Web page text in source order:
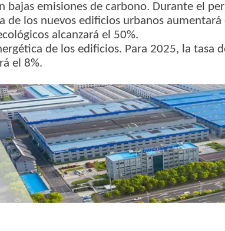
emisiones de carbono. Durante el
de los nuevos edificios urbanos aumentará
alcanzará el 50%.
de los edificios. Para 2025, la tasa
el 8%.